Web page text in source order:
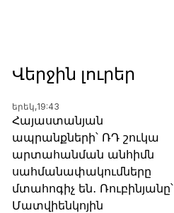
Վերջին լուրեր
երեկ,19:43
Հայաստանյան
ապրանքների՝ ՌԴ շուկա
արտահանման անհիմն
սահմանափակումները
մտահոգիչ են․ Ռուբինյանը՝
Մատվիենկոյին